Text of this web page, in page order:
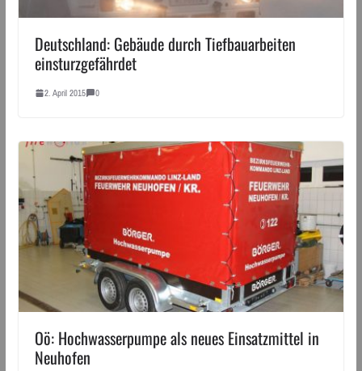
Deutschland: Gebäude durch Tiefbauarbeiten
einsturzgefährdet
2. April 2015 0
Oö: Hochwasserpumpe als neues Einsatzmittel in
Neuhofen